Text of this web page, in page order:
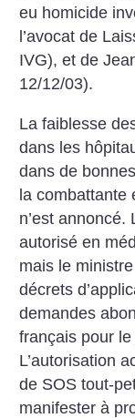
eu homicide
l’avocat de
IVG), et de
12/12/03).
La faiblesse
dans les
dans de
la combattante
n’est annoncé.
autorisé en
mais le
décrets
demandes
français pour
L’autorisation
de SOS tout-
manifester à